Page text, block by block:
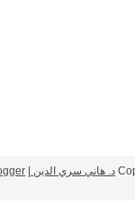
د. هاني سري الدين | Powered by